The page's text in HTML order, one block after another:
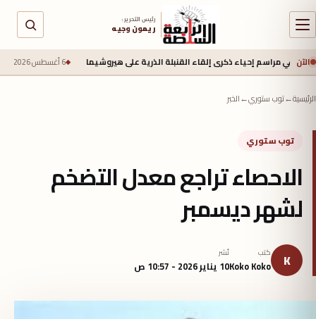
رئيس التحرير :
ريمون وجيه
الآنإحياء ذكرى إلقاء القنبلة الذرية على هيروشيما 6 أغسطس 2026 - 6:50 ص جيش
الرئيسية←توب ستوري←الخبر
توب ستوري
الاحصاء تراجع معدل التضخم
لشهر ديسمبر
K كتب
Koko Koko
نُشر
10 يناير 2026 - 10:57 ص